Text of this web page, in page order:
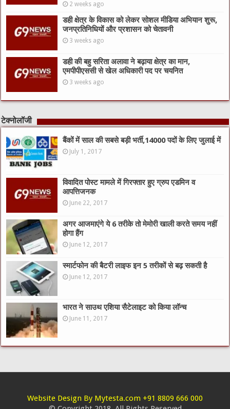
2 weeks ago
डही क्षेत्र के विकास को लेकर सोशल मीडिया अभियान शुरू,
जनप्रतिनिधियों और प्रशासन को चेतावनी
3 weeks ago
डही की बहु सरिता अलावा ने बढ़ाया क्षेत्र का मान,
एमपीपीएससी से खेल अधिकारी पद पर चयनित
3 weeks ago
टेक्नोलॉजी
बैंकों में साल की सबसे बड़ी भर्ती,14000 पदों के लिए जुलाई में
July 1, 2017
विवादित पोस्ट मामले में गिरफ्तार हुए ग्रुप एडमिन व
आपत्तिजनक
June 22, 2017
अगर आजमाएंगे ये 6 तरीके तो मेमोरी खाली करते समय नहीं
होगा हैंग
June 12, 2017
स्मार्टफोन की बैटरी लाइफ इन 5 तरीकों से बढ़ सकती है
June 12, 2017
भारत ने साउथ एशिया सैटेलाइट को किया लॉन्च
June 11, 2017
Website Design By Mytesta.com +91 8809 666 000